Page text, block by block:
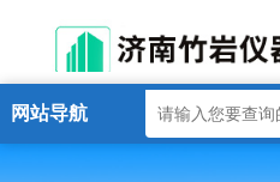
网站导航